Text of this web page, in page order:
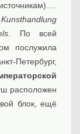
. По всей
послужила
Петербург,
расположен
блок, ещё